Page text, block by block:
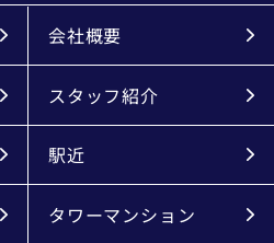
会社概要
スタッフ紹介
駅近
タワーマンション